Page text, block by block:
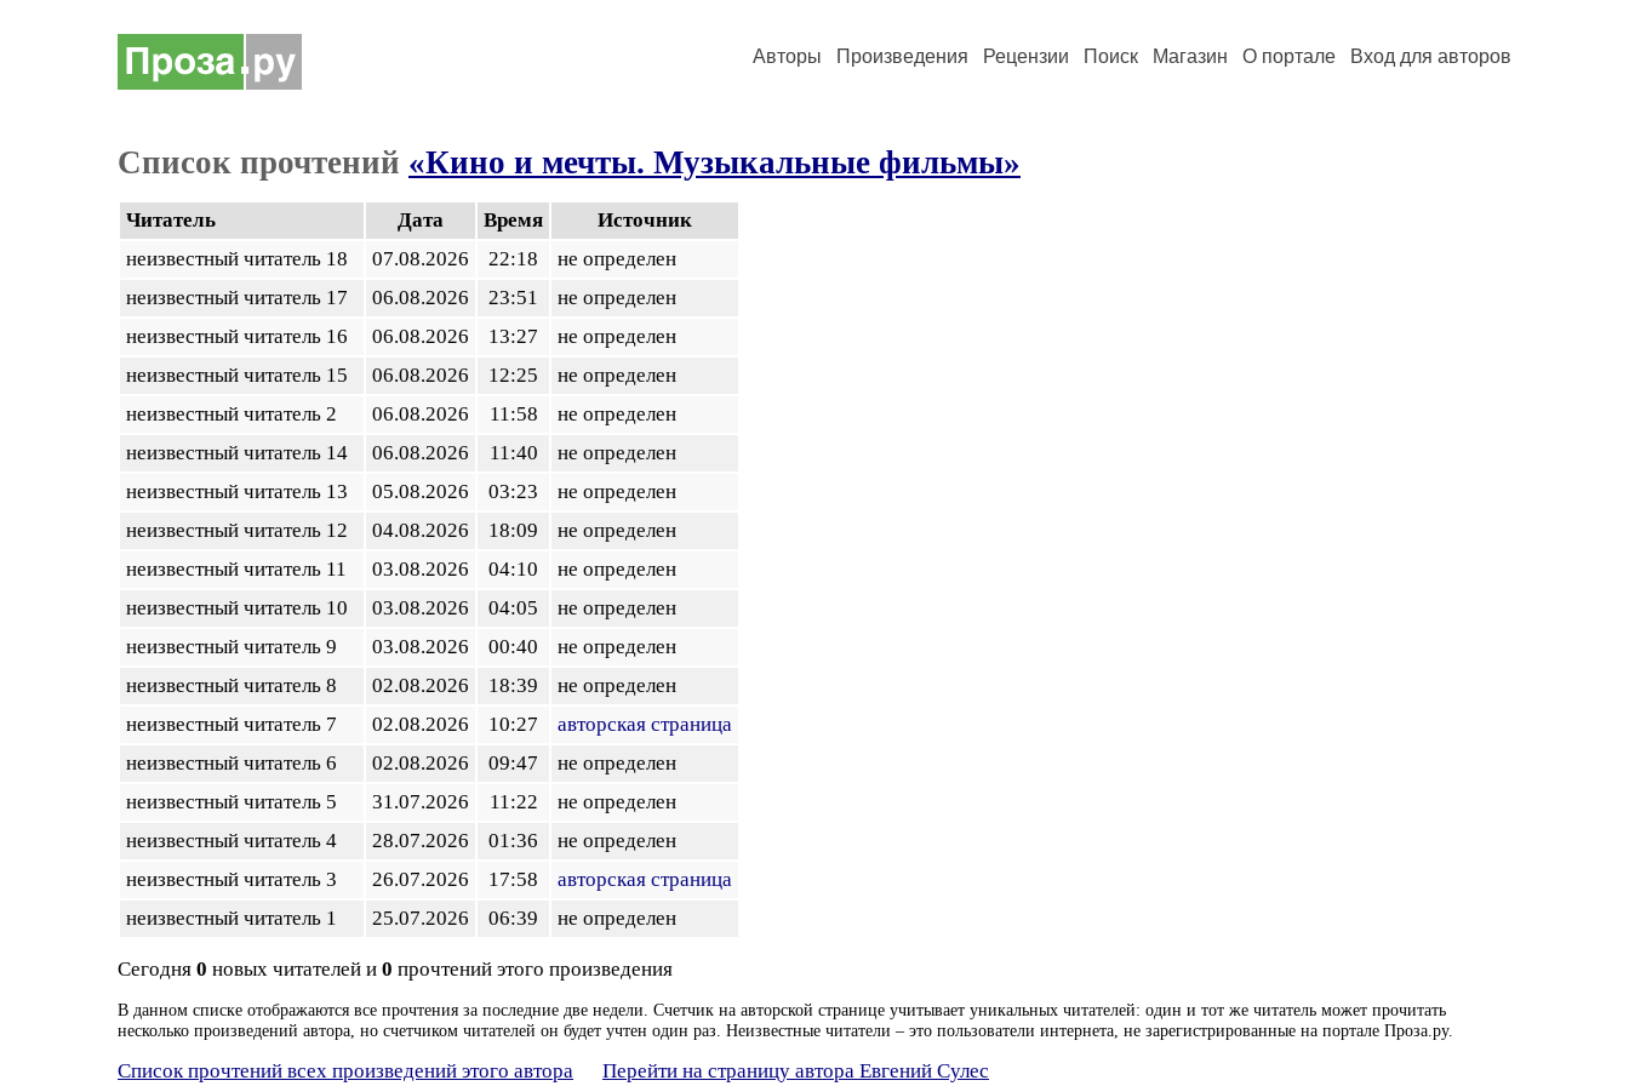
Авторы Произведения Рецензии Поиск Магазин О портале Вход для авторов
Список прочтений «Кино и мечты. Музыкальные фильмы»
Читатель Дата Время
Источник
неизвестный читатель 18
07.08.2026 22:18
не определен
неизвестный читатель 17
06.08.2026 23:51
не определен
неизвестный читатель 16
06.08.2026 13:27
не определен
неизвестный читатель 15
06.08.2026 12:25
не определен
неизвестный читатель 2
06.08.2026 11:58
не определен
неизвестный читатель 14
06.08.2026 11:40
не определен
неизвестный читатель 13
05.08.2026 03:23
не определен
неизвестный читатель 12
04.08.2026 18:09
не определен
неизвестный читатель 11
03.08.2026 04:10
не определен
неизвестный читатель 10
03.08.2026 04:05
не определен
неизвестный читатель 9
03.08.2026 00:40
не определен
неизвестный читатель 8
02.08.2026 18:39
не определен
неизвестный читатель 7
02.08.2026 10:27
авторская страница
неизвестный читатель 6
02.08.2026 09:47
не определен
неизвестный читатель 5
31.07.2026 11:22
не определен
неизвестный читатель 4
28.07.2026 01:36
не определен
неизвестный читатель 3
26.07.2026 17:58
авторская страница
неизвестный читатель 1
25.07.2026 06:39 не определен
Сегодня 0 новых читателей и 0 прочтений этого произведения
В данном списке отображаются все прочтения за последние две недели. Счетчик на авторской странице учитывает уникальных читателей: один и тот же читатель может прочитать
несколько произведений автора, но счетчиком читателей он будет учтен один раз. Неизвестные читатели – это пользователи интернета, не зарегистрированные на портале Проза.ру.
Список прочтений всех произведений этого автора Перейти на страницу автора Евгений Сулес